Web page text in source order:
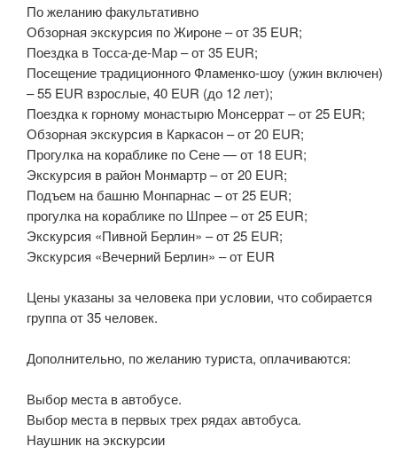
По желанию факультативно
Обзорная экскурсия по Жироне – от 35 EUR;
Поездка в Тосса-де-Мар – от 35 EUR;
Посещение традиционного Фламенко-шоу (ужин включен)
– 55 EUR взрослые, 40 EUR (до 12 лет);
Поездка к горному монастырю Монсеррат – от 25 EUR;
Обзорная экскурсия в Каркасон – от 20 EUR;
Прогулка на кораблике по Сене — от 18 EUR;
Экскурсия в район Монмартр – от 20 EUR;
Подъем на башню Монпарнас – от 25 EUR;
прогулка на кораблике по Шпрее – от 25 EUR;
Экскурсия «Пивной Берлин» – от 25 EUR;
Экскурсия «Вечерний Берлин» – от EUR
Цены указаны за человека при условии, что собирается
группа от 35 человек.
Дополнительно, по желанию туриста, оплачиваются:
Выбор места в автобусе.
Выбор места в первых трех рядах автобуса.
Наушник на экскурсии